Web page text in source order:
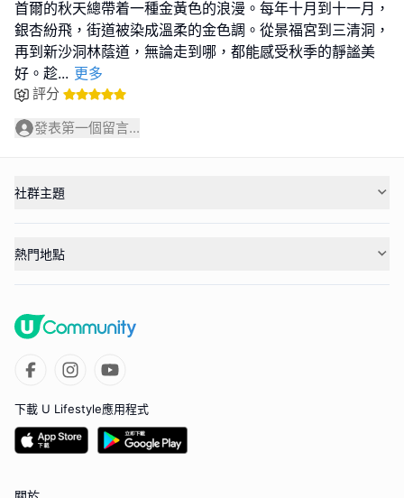
首爾的秋天總帶着一種金黃色的浪漫。每年十月到十一月，
銀杏紛飛，街道被染成溫柔的金色調。從景福宮到三清洞，
再到新沙洞林蔭道，無論走到哪，都能感受秋季的靜謐美
好。趁... 更多
評分
發表第一個留言...
社群主題
熱門地點
下載 U Lifestyle應用程式